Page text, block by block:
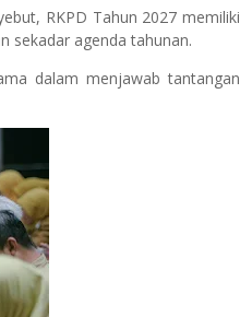
RKPD Tahun 2027 memiliki
sekadar agenda tahunan.
dalam menjawab tantangan